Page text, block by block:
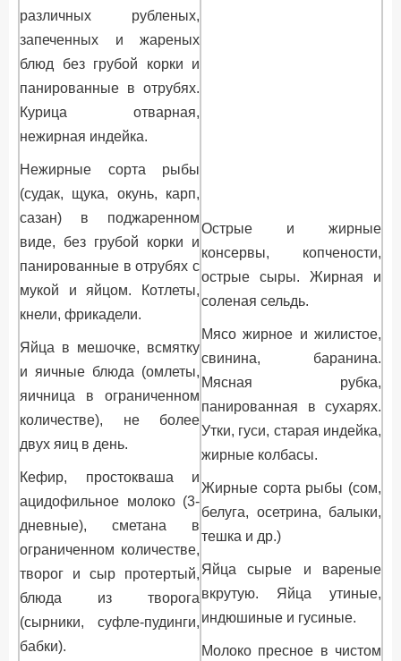
различных рубленых,
запеченных и жареных
блюд без грубой корки и
панированные в отрубях.
Курица отварная,
нежирная индейка.
Нежирные сорта рыбы
(судак, щука, окунь, карп,
сазан) в поджаренном
виде, без грубой корки и
панированные в отрубях с
мукой и яйцом. Котлеты,
кнели, фрикадели.
Яйца в мешочке, всмятку
и яичные блюда (омлеты,
яичница в ограниченном
количестве), не более
двух яиц в день.
Кефир, простокваша и
ацидофильное молоко (3-
дневные), сметана в
ограниченном количестве,
творог и сыр протертый,
блюда из творога
(сырники, суфле-пудинги,
бабки).
Острые и жирные
консервы, копчености,
острые сыры. Жирная и
соленая сельдь.
Мясо жирное и жилистое,
свинина, баранина.
Мясная рубка,
панированная в сухарях.
Утки, гуси, старая индейка,
жирные колбасы.
Жирные сорта рыбы (сом,
белуга, осетрина, балыки,
тешка и др.)
Яйца сырые и вареные
вкрутую. Яйца утиные,
индюшиные и гусиные.
Молоко пресное в чистом